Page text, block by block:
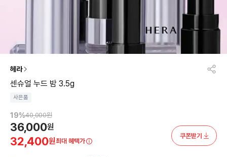
헤라
센슈얼 누드 밤 3.5g
사은품
19%40,000원
36,000원
32,400원최대 혜택가
쿠폰받기